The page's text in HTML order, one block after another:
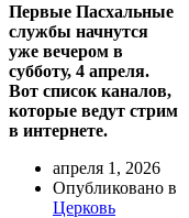
Первые Пасхальные
службы начнутся
уже вечером в
субботу, 4 апреля.
Вот список каналов,
которые ведут стрим
в интернете.
апреля 1, 2026
Опубликовано в
Церковь